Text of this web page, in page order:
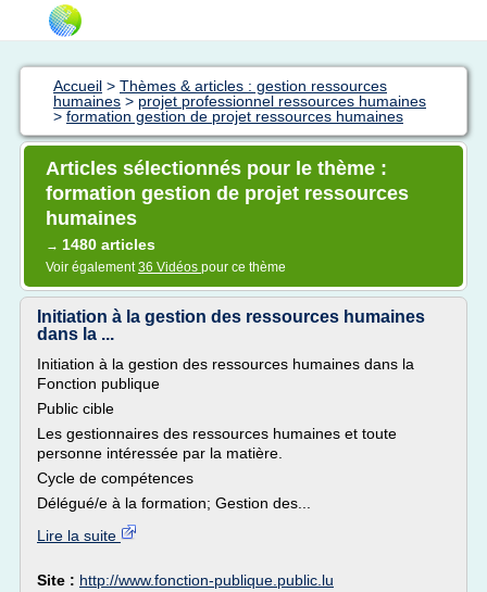
Accueil > Thèmes & articles : gestion ressources
humaines > projet professionnel ressources humaines
> formation gestion de projet ressources humaines
Articles sélectionnés pour le thème :
formation gestion de projet ressources
humaines
→ 1480 articles
Voir également36 Vidéos pour ce thème
Initiation à la gestion des ressources humaines
dans la ...
Initiation à la gestion des ressources humaines dans la
Fonction publique
Public cible
Les gestionnaires des ressources humaines et toute
personne intéressée par la matière.
Cycle de compétences
Délégué/e à la formation; Gestion des...
Lire la suite
Site : http://www.fonction-publique.public.lu